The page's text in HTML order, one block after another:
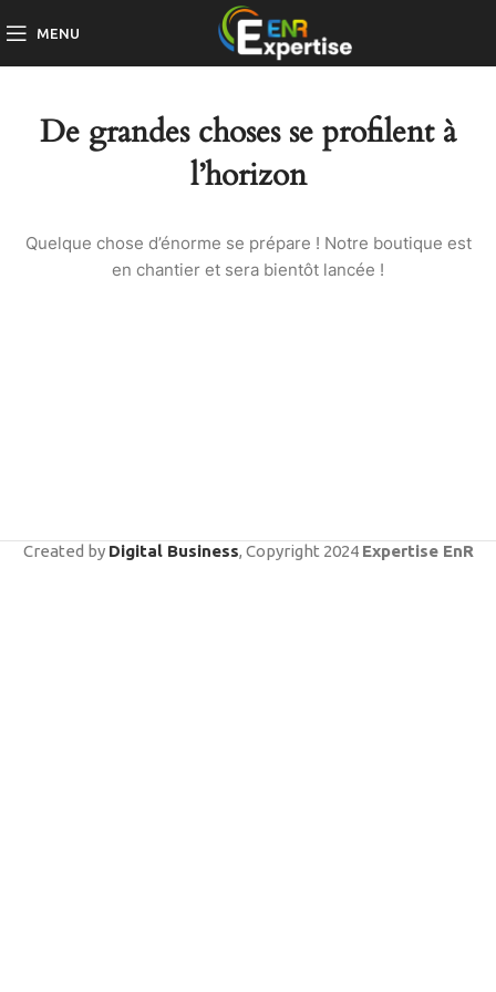
MENU
De grandes choses se profilent à
l’horizon
Quelque chose d’énorme se prépare ! Notre boutique est
en chantier et sera bientôt lancée !
Created by Digital Business, Copyright 2024 Expertise EnR